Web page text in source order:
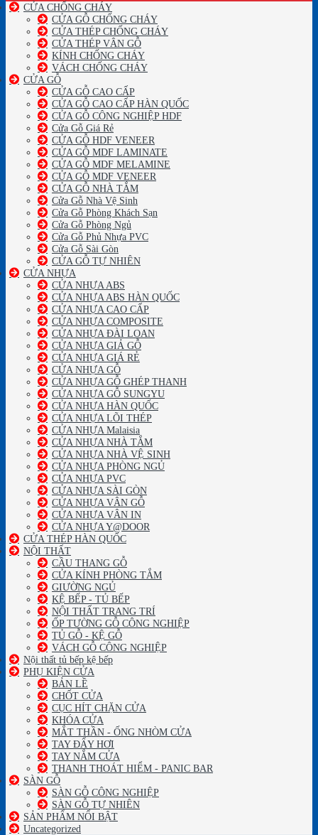
CỬA CHỐNG CHÁY
CỬA GỖ CHỐNG CHÁY
CỬA THÉP CHỐNG CHÁY
CỬA THÉP VÂN GỖ
KÍNH CHỐNG CHÁY
VÁCH CHỐNG CHÁY
CỬA GỖ
CỬA GỖ CAO CẤP
CỬA GỖ CAO CẤP HÀN QUỐC
CỬA GỖ CÔNG NGHIỆP HDF
Cửa Gỗ Giá Rẻ
CỬA GỖ HDF VENEER
CỬA GỖ MDF LAMINATE
CỬA GỖ MDF MELAMINE
CỬA GỖ MDF VENEER
CỬA GỖ NHÀ TẮM
Cửa Gỗ Nhà Vệ Sinh
Cửa Gỗ Phòng Khách Sạn
Cửa Gỗ Phòng Ngủ
Cửa Gỗ Phủ Nhựa PVC
Cửa Gỗ Sài Gòn
CỬA GỖ TỰ NHIÊN
CỬA NHỰA
CỬA NHỰA ABS
CỬA NHỰA ABS HÀN QUỐC
CỬA NHỰA CAO CẤP
CỬA NHỰA COMPOSITE
CỬA NHỰA ĐÀI LOAN
CỬA NHỰA GIẢ GỖ
CỬA NHỰA GIÁ RẺ
CỬA NHỰA GỖ
CỬA NHỰA GỖ GHÉP THANH
CỬA NHỰA GỖ SUNGYU
CỬA NHỰA HÀN QUỐC
CỬA NHỰA LÕI THÉP
CỬA NHỰA Malaisia
CỬA NHỰA NHÀ TẮM
CỬA NHỰA NHÀ VỆ SINH
CỬA NHỰA PHÒNG NGỦ
CỬA NHỰA PVC
CỬA NHỰA SÀI GÒN
CỬA NHỰA VÂN GỖ
CỬA NHỰA VÂN IN
CỬA NHỰA Y@DOOR
CỬA THÉP HÀN QUỐC
NỘI THẤT
CẦU THANG GỖ
CỬA KÍNH PHÒNG TẮM
GIƯỜNG NGỦ
KỆ BẾP - TỦ BẾP
NỘI THẤT TRANG TRÍ
ỐP TƯỜNG GỖ CÔNG NGHIỆP
TỦ GỖ - KỆ GỖ
VÁCH GỖ CÔNG NGHIỆP
Nội thất tủ bếp kệ bếp
PHỤ KIỆN CỬA
BẢN LỀ
CHỐT CỬA
CỤC HÍT CHẶN CỬA
KHÓA CỬA
MẮT THẦN - ỐNG NHÒM CỬA
TAY ĐẨY HƠI
TAY NẮM CỬA
THANH THOÁT HIỂM - PANIC BAR
SÀN GỖ
SÀN GỖ CÔNG NGHIỆP
SÀN GỖ TỰ NHIÊN
SẢN PHẨM NỔI BẬT
Uncategorized